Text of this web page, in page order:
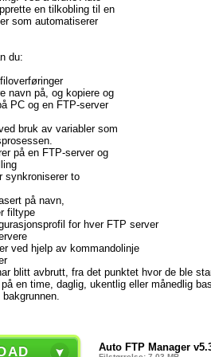
en tilkobling til en
som automatiserer
du:
navn på, og kopiere og
PC og en FTP-server
bruk av variabler som
på en FTP-server og
synkroniserer to
på navn,
filtype
for hver FTP server
ved hjelp av kommandolinje
blitt avbrutt, fra det punktet hvor de ble
en time, daglig, ukentlig eller månedlig
Auto FTP Manager